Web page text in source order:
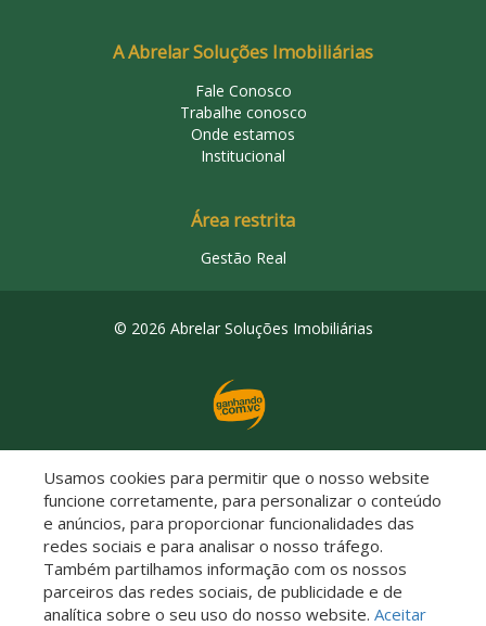
Saiba mais sobre este imóvel!
A Abrelar Soluções Imobiliárias
Fale Conosco
Trabalhe conosco
Onde estamos
Institucional
Área restrita
Gestão Real
© 2026 Abrelar Soluções Imobiliárias
Descomplicado por:
Usamos cookies para permitir que o nosso website
funcione corretamente, para personalizar o conteúdo
e anúncios, para proporcionar funcionalidades das
redes sociais e para analisar o nosso tráfego.
Também partilhamos informação com os nossos
parceiros das redes sociais, de publicidade e de
analítica sobre o seu uso do nosso website. Aceitar